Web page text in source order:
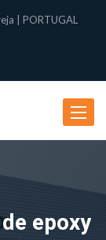
| PORTUGAL
Toggle
epoxy